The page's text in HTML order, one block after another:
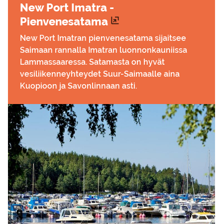
New Port Imat­ra -
Pien­ve­ne­sa­ta­ma
New Port Imatran pienvenesatama sijaitsee
Saimaan rannalla Imatran luonnonkauniissa
Lammassaaressa. Satamasta on hyvät
vesiliikenneyhteydet Suur-Saimaalle aina
Kuopioon ja Savonlinnaan asti.